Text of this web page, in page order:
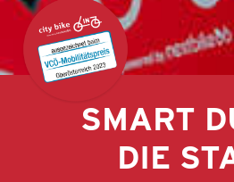
SMART
DIE